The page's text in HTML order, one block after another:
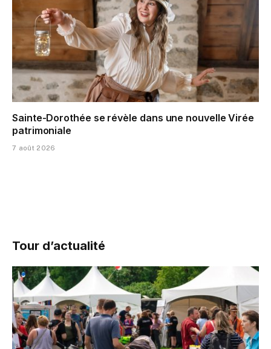
Sainte-Dorothée se révèle dans une nouvelle Virée
patrimoniale
7 août 2026
Tour d’actualité